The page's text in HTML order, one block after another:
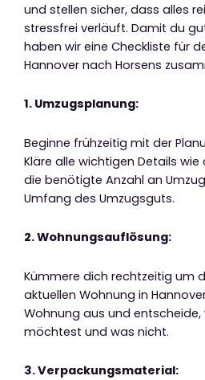
und stellen sicher, dass alles
stressfrei verläuft. Damit du
haben wir eine Checkliste für
Hannover nach Horsens
1. Umzugsplanung:
Beginne frühzeitig mit der
Kläre alle wichtigen Details
die benötigte Anzahl an
Umfang des Umzugsguts.
2. Wohnungsauflösung:
Kümmere dich rechtzeitig um
aktuellen Wohnung in
Wohnung aus und
möchtest und was nicht.
3. Verpackungsmaterial: